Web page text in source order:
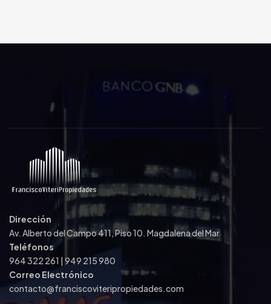
Dirección
Av. Alberto del Campo 411, Piso 10. Magdalena del Mar
Teléfonos
964 322 261 | 949 215 980
Correo Electrónico
contacto@franciscoviteripropiedades.com